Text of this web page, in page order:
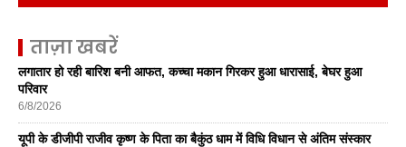
ताज़ा खबरें
लगातार हो रही बारिश बनी आफत, कच्चा मकान गिरकर हुआ धारासाई, बेघर हुआ
परिवार
6/8/2026
यूपी के डीजीपी राजीव कृष्ण के पिता का बैकुंठ धाम में विधि विधान से अंतिम संस्कार